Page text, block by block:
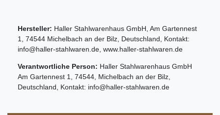
Hersteller: Haller Stahlwarenhaus GmbH Am Gartennest
1
74544 Michelbach an der Bilz Deutschland , Kontakt:
info@haller-stahlwaren.de www.haller-stahlwaren.de
Verantwortliche Person: Haller Stahlwarenhaus GmbH
Am Gartennest 1 74544 Michelbach an der Bilz
Deutschland , Kontakt: info@haller-stahlwaren.de